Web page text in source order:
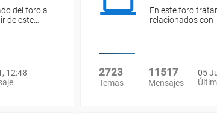
del foro a
de este…
12:48
En este foro
relacionados con
2723
Temas
11517
Mensajes
05